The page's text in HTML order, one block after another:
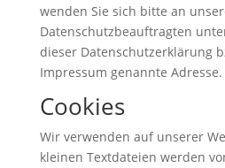
wenden Sie sich bitte an
Datenschutzbeauftragten
dieser Datenschutzerklärung
Impressum genannte Adresse.
Cookies
Wir verwenden auf unserer
kleinen Textdateien werden